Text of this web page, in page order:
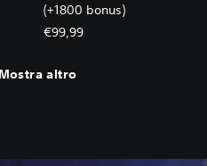
(+1800 bonus)
€99,99
Mostra altro